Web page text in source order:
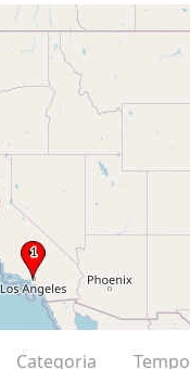
Categoria
Tempo